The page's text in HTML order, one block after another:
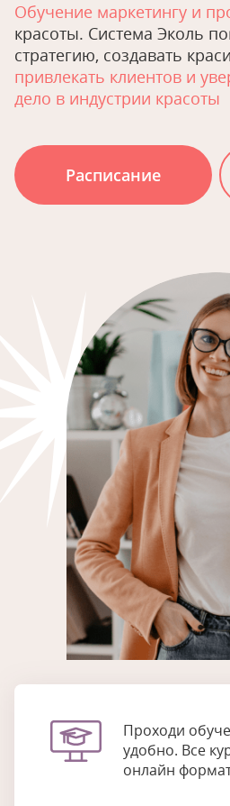
Обучение маркетингу и
красоты. Система Эколь
стратегию, создавать
привлекать клиентов и
дело в индустрии красоты
Расписание
Проходи
удобно. Все
онлайн